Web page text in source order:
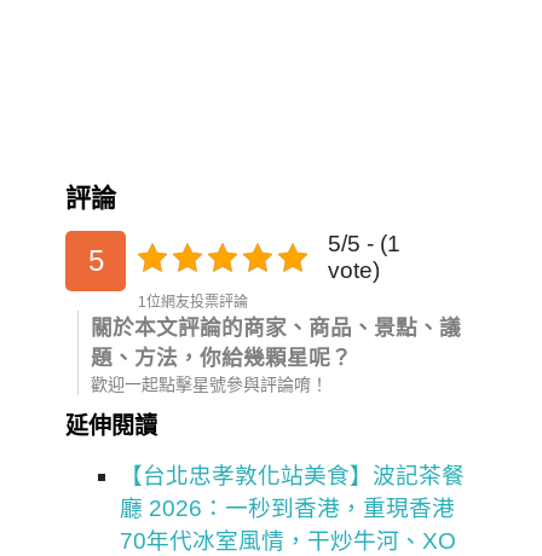
評論
5
5/5 - (1
vote)
1位網友投票評論
關於本文評論的商家、商品、景點、議
題、方法，你給幾顆星呢？
歡迎一起點擊星號參與評論唷！
延伸閱讀
【台北忠孝敦化站美食】波記茶餐
廳 2026：一秒到香港，重現香港
70年代冰室風情，干炒牛河、XO